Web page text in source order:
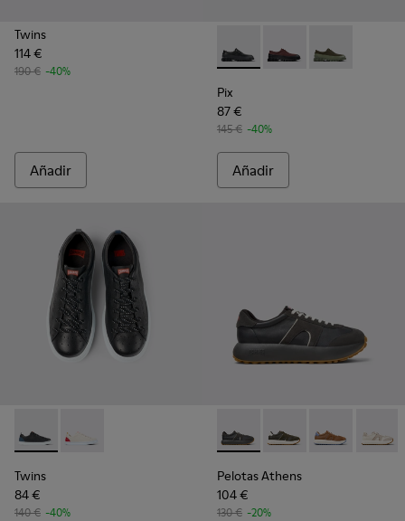
Twins
114 €
190 € -40%
Añadir
Pix - K100360-032 -
Pix - K100360-066
Pix -
Pix
87 €
145 € -40%
Añadir
Twins - K100718-004 - Sneakers multicolores de piel para
Twins - K100718-003
Twins
84 €
140 € -40%
Pelotas Athens - K101070-
Pelotas Athens -
Pelotas
Pelotas Athens
104 €
130 € -20%